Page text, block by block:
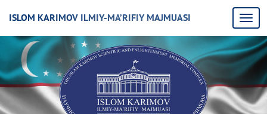
ISLOM KARIMOV ILMIY-MA’RIFIY MAJMUASI